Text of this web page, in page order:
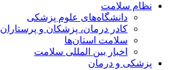
نظام سلامت
دانشگاه‌های علوم پزشکی
کادر درمان، پزشکان و پرستاران
سلامت استان‌ها
اخبار بین المللی سلامت
پزشکی و درمان